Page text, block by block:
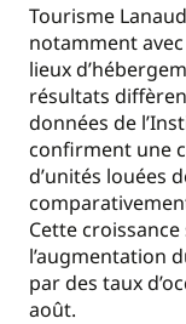
Tourisme
notamment
lieux
résultats
données de
confirment une
d’unités louées
Cette
l’augmentation
par des taux
août.